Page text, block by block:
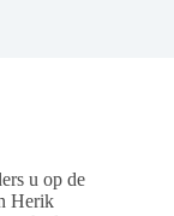
u op de
Herik